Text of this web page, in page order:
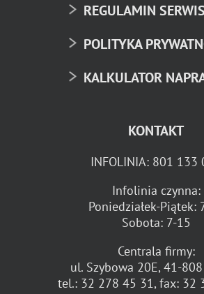
REGULAMIN
POLITYKA
KALKULATOR
KONTAKT
INFOLINIA: 801 133
Infolinia czynna:
Poniedziałek-Piątek:
Sobota: 7-15
Centrala firmy:
ul. Szybowa 20E, 41-
tel.: 32 278 45 31, fax: 32